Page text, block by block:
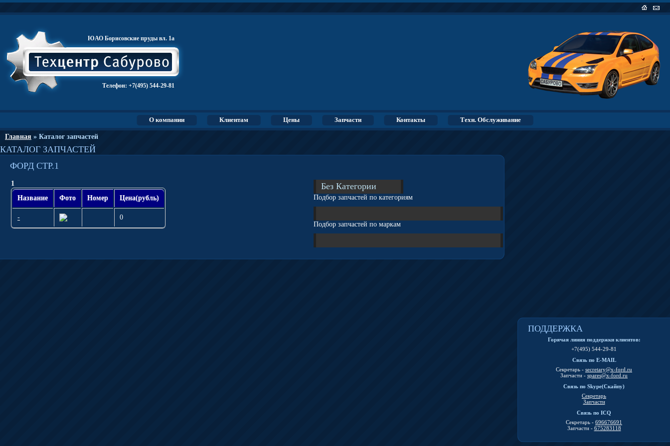
ЮАО Борисовские пруды вл. 1а
Телефон: +7(495) 544-29-81
О компании Клиентам Цены Запчасти Контакты Техн. Обслуживание
Главная » Каталог запчастей
КАТАЛОГ ЗАПЧАСТЕЙ
ФОРД СТР.1
1
Название
Фото Номер Цена(рубль)
- 0
Без Категории
Подбор запчастей по категориям
Подбор запчастей по маркам
ПОДДЕРЖКА
Горячая линия поддержки клиентов:
+7(495) 544-29-81
Связь по E-MAIL
Секретарь - secretary@x-ford.ru
Запчасти - spares@x-ford.ru
Связь по Skype(Скайпу)
Секретарь
Запчасти
Связь по ICQ
Секретарь - 696676691
Запчасти - 675283118